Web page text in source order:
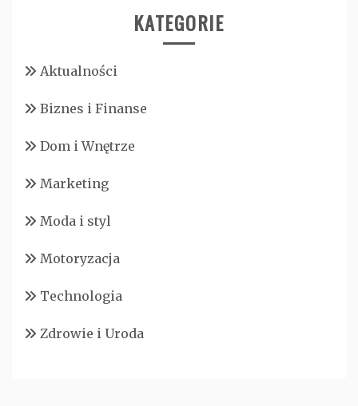
KATEGORIE
Aktualności
Biznes i Finanse
Dom i Wnętrze
Marketing
Moda i styl
Motoryzacja
Technologia
Zdrowie i Uroda